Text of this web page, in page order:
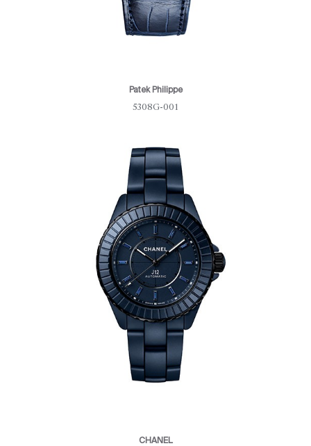
Patek Philippe
5308G-001
CHANEL